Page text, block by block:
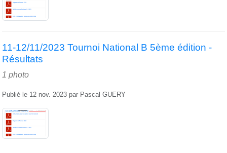
11-12/11/2023 Tournoi National B 5ème édition -
Résultats
1 photo
Publié le 12 nov. 2023 par Pascal GUERY